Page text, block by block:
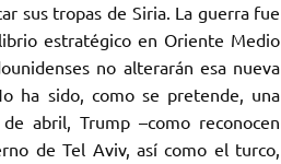
sus tropas de Siria. La guerra fue
estratégico en Oriente Medio
no alterarán esa nueva
ha sido, como se pretende, una
abril, Trump –como reconocen
de Tel Aviv, así como el turco,